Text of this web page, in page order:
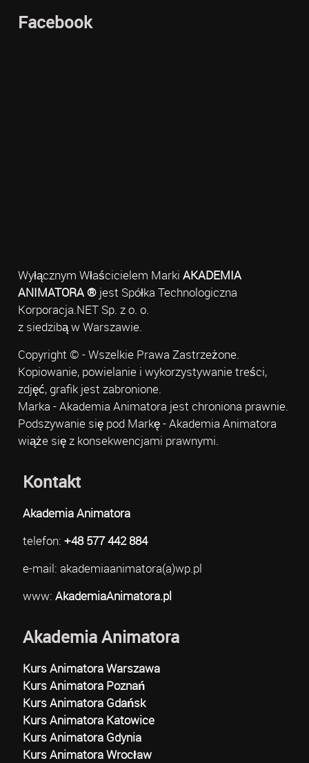
Facebook
Wyłącznym Właścicielem Marki AKADEMIA
ANIMATORA ®jest Spółka Technologiczna
Korporacja.NET Sp. z o. o.
z siedzibą w Warszawie.
Copyright © - Wszelkie Prawa Zastrzeżone.
Kopiowanie, powielanie i wykorzystywanie treści,
zdjęć, grafik jest zabronione.
Marka - Akademia Animatora jest chroniona prawnie.
Podszywanie się pod Markę - Akademia Animatora
wiąże się z konsekwencjami prawnymi.
Kontakt
Akademia Animatora
telefon: +48 577 442 884
e-mail: akademiaanimatora(a)wp.pl
www: AkademiaAnimatora.pl
Akademia Animatora
Kurs Animatora Warszawa
Kurs Animatora Poznań
Kurs Animatora Gdańsk
Kurs Animatora Katowice
Kurs Animatora Gdynia
Kurs Animatora Wrocław